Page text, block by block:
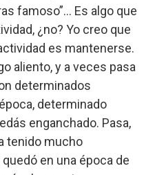
famoso”... Es algo que
¿no? Yo creo que
es mantenerse.
aliento, y a veces pasa
determinados
determinado
enganchado. Pasa,
tenido mucho
en una época de